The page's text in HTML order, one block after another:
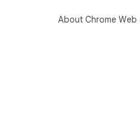
About Chrome Web